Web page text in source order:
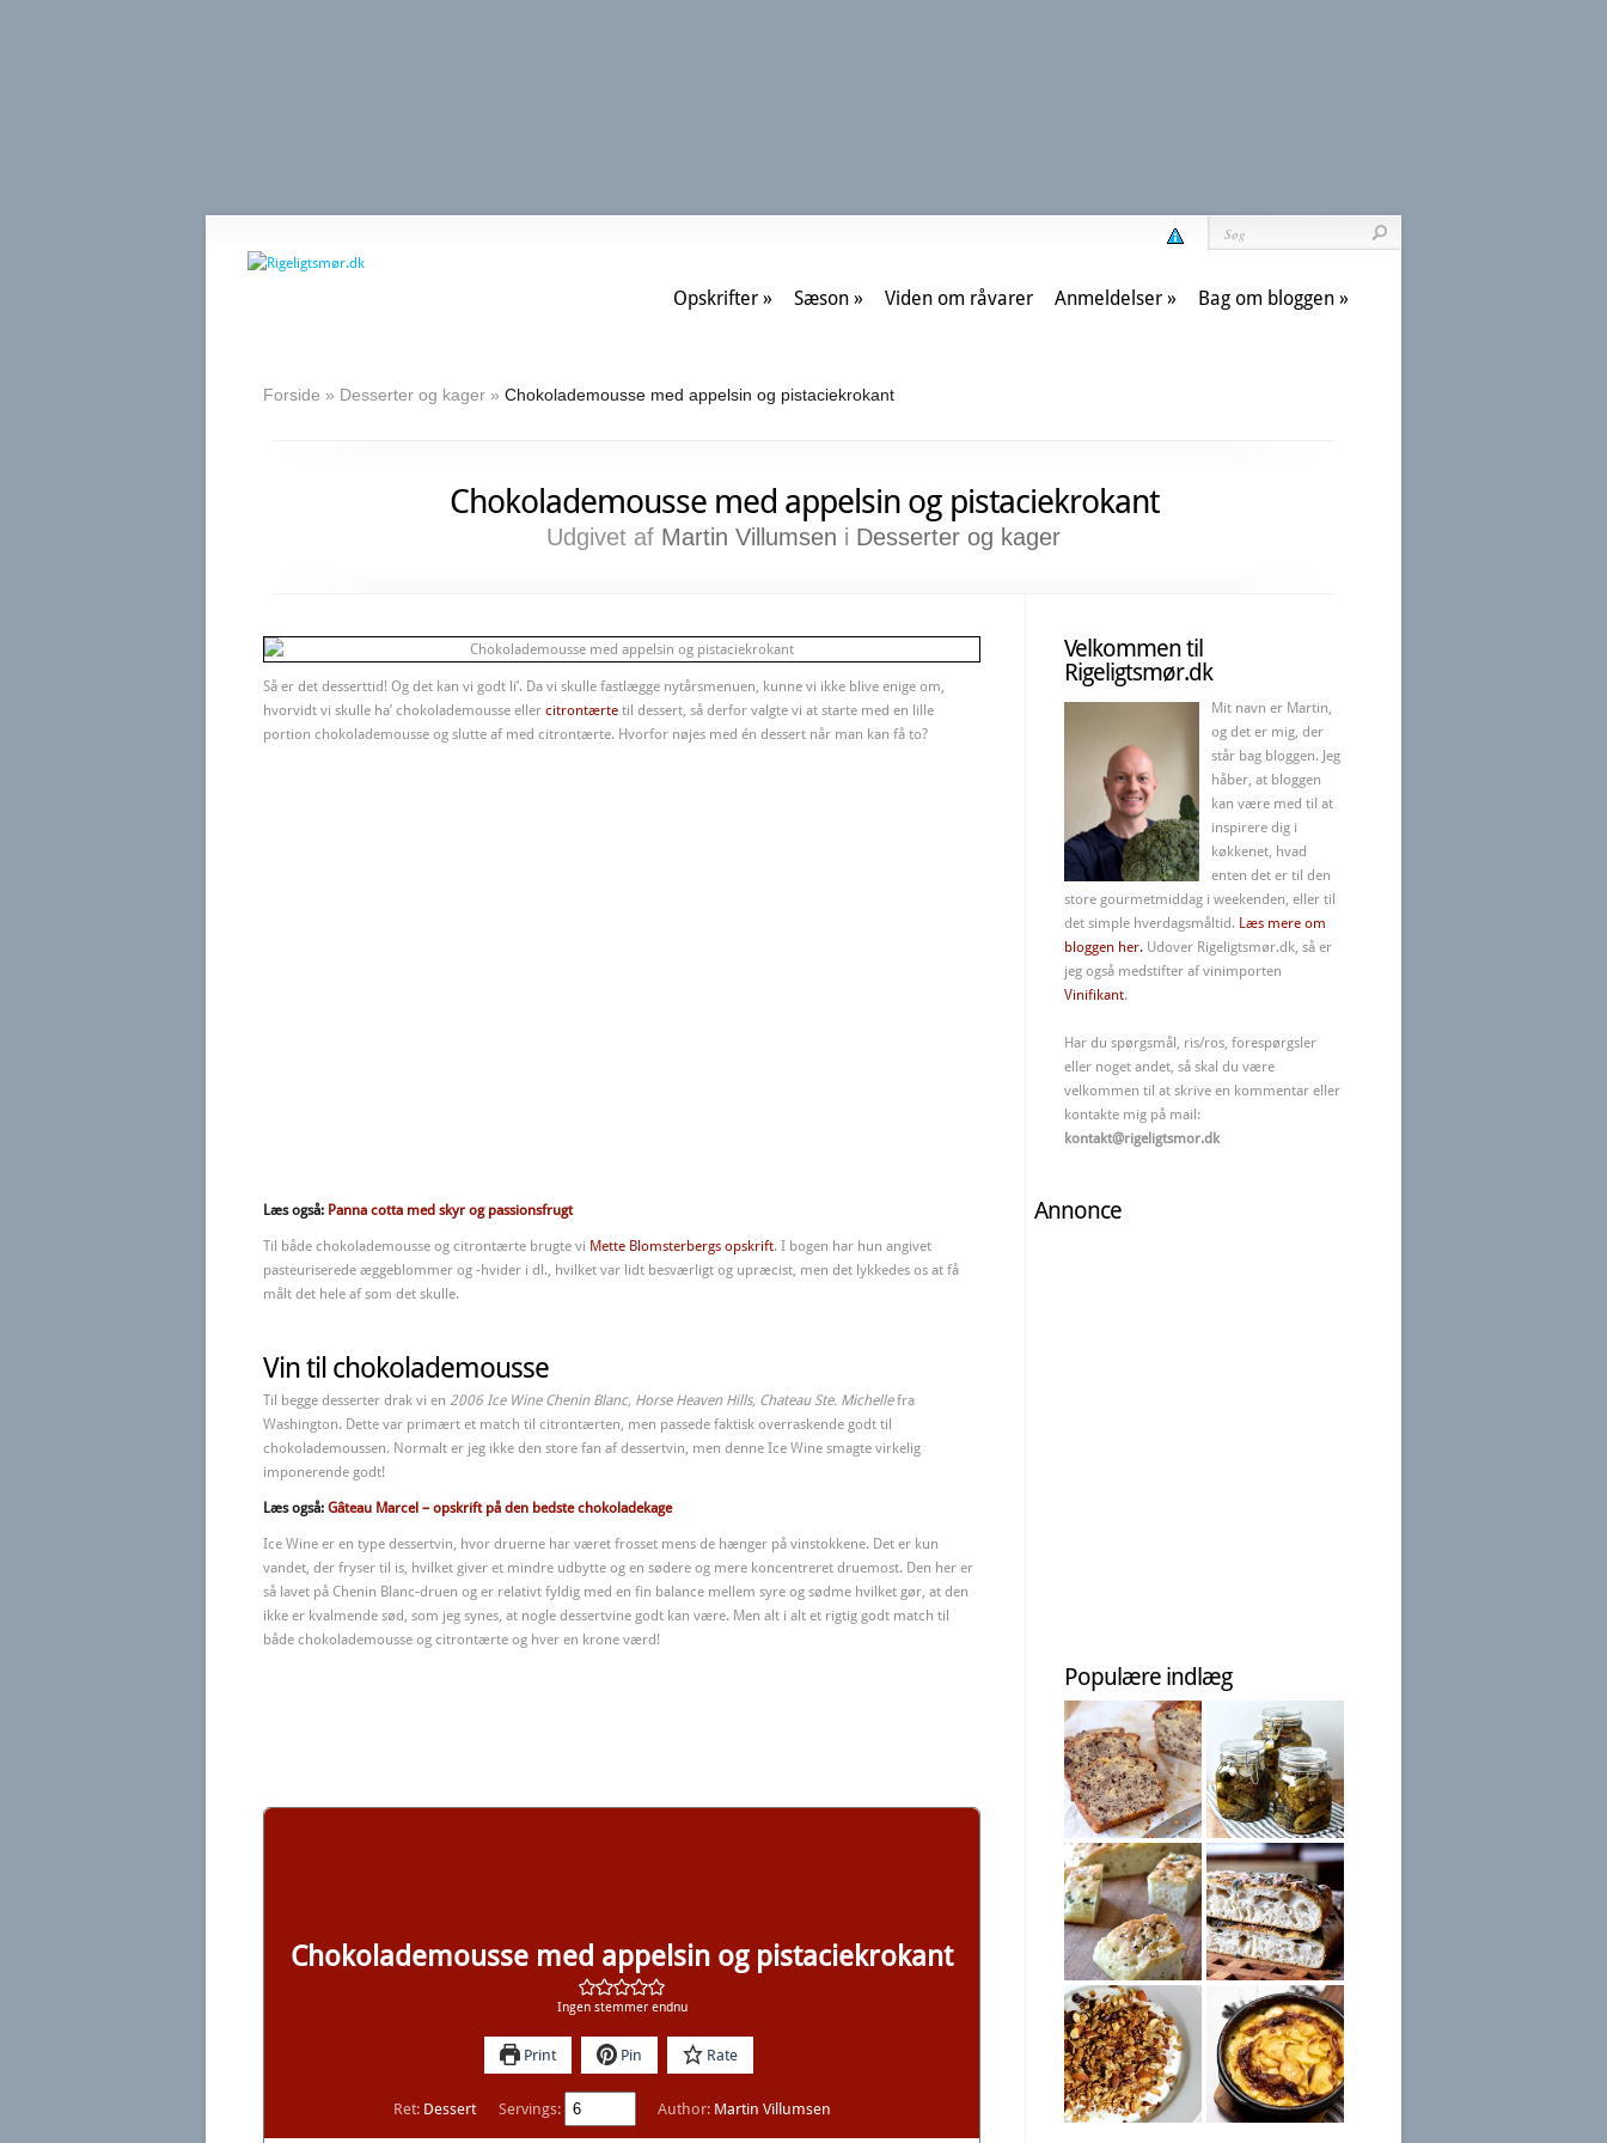
Opskrifter Sæson Viden om råvarer Anmeldelser Bag om bloggen
Forside » Desserter og kager » Chokolademousse med appelsin og pistaciekrokant
Chokolademousse med appelsin og pistaciekrokant
Udgivet af Martin Villumsen i Desserter og kager
Så er det desserttid! Og det kan vi godt li’. Da vi skulle fastlægge nytårsmenuen, kunne vi ikke blive enige om,
hvorvidt vi skulle ha’ chokolademousse eller citrontærte til dessert, så derfor valgte vi at starte med en lille
portion chokolademousse og slutte af med citrontærte. Hvorfor nøjes med én dessert når man kan få to?
Læs også: Panna cotta med skyr og passionsfrugt
Til både chokolademousse og citrontærte brugte vi Mette Blomsterbergs opskrift. I bogen har hun angivet
pasteuriserede æggeblommer og -hvider i dl., hvilket var lidt besværligt og upræcist, men det lykkedes os at få
målt det hele af som det skulle.
Vin til chokolademousse
Til begge desserter drak vi en 2006 Ice Wine Chenin Blanc, Horse Heaven Hills, Chateau Ste. Michellefra
Washington. Dette var primært et match til citrontærten, men passede faktisk overraskende godt til
chokolademoussen. Normalt er jeg ikke den store fan af dessertvin, men denne Ice Wine smagte virkelig
imponerende godt!
Læs også: Gâteau Marcel – opskrift på den bedste chokoladekage
Ice Wine er en type dessertvin, hvor druerne har været frosset mens de hænger på vinstokkene. Det er kun
vandet, der fryser til is, hvilket giver et mindre udbytte og en sødere og mere koncentreret druemost. Den her er
så lavet på Chenin Blanc-druen og er relativt fyldig med en fin balance mellem syre og sødme hvilket gør, at den
ikke er kvalmende sød, som jeg synes, at nogle dessertvine godt kan være. Men alt i alt et rigtig godt match til
både chokolademousse og citrontærte og hver en krone værd!
Chokolademousse med appelsin og pistaciekrokant
Ingen stemmer endnu
Print Pin Rate
Ret: Dessert Servings: Author: Martin Villumsen
Velkommen til
Rigeligtsmør.dk
Mit navn er Martin,
og det er mig, der
står bag bloggen. Jeg
håber, at bloggen
kan være med til at
inspirere dig i
køkkenet, hvad
enten det er til den
store gourmetmiddag i weekenden, eller til
det simple hverdagsmåltid. Læs mere om
bloggen her. Udover Rigeligtsmør.dk, så er
jeg også medstifter af vinimporten
Vinifikant.
Har du spørgsmål, ris/ros, forespørgsler
eller noget andet, så skal du være
velkommen til at skrive en kommentar eller
kontakte mig på mail:
kontakt@rigeligtsmor.dk
Annonce
Populære indlæg